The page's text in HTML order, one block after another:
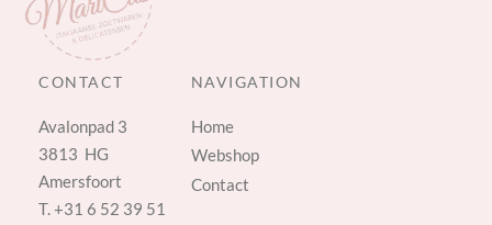
CONTACT
Avalonpad 3
3813 HG
Amersfoort
T.+31 6 52 39 51
NAVIGATION
Home
Webshop
Contact